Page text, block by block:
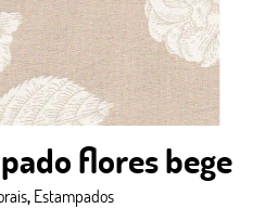
flores bege
, Estampados